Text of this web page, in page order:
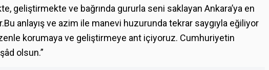
geliştirmekte ve bağrında gururla seni saklayan Ankara’ya en
anlayış ve azim ile manevi huzurunda tekrar saygıyla eğiliyor
korumaya ve geliştirmeye ant içiyoruz. Cumhuriyetin
olsun.”